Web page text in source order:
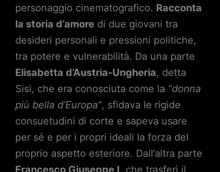
personaggio cinematografico. Racconta
la storia d’amore di due giovani tra
desideri personali e pressioni politiche,
tra potere e vulnerabilità. Da una parte
Elisabetta d’Austria-Ungheria, detta
Sisi, che era conosciuta come la “donna
più bella d’Europa”, sfidava le rigide
consuetudini di corte e sapeva usare
per sé e per i propri ideali la forza del
proprio aspetto esteriore. Dall’altra parte
Francesco Giuseppe I , che trasferì il